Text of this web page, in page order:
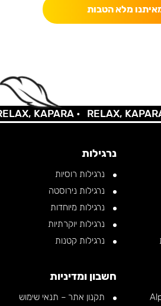
מלא הטבות
KAPARA • RELAX, KAPARA •
נרגילות
נרגילות רוסיות
נרגילות נירוסטה
נרגילות מיוחדות
נרגילות יוקרתיות
נרגילות קטנות
חשבון ומדיניות
תקנון אתר – תנאי שימוש